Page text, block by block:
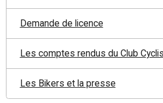
Demande de licence
Les comptes rendus du Club
Les Bikers et la presse